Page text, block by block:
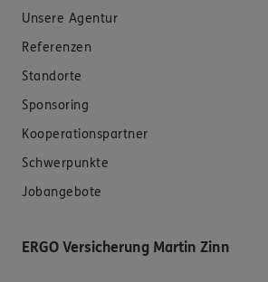
Unsere Agentur
Referenzen
Standorte
Sponsoring
Kooperationspartner
Schwerpunkte
Jobangebote
ERGO Versicherung Martin Zinn